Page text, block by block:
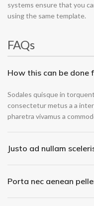
systems ensure that you
using the same template.
FAQs
How this can be done
Sodales quisque in
consectetur metus a a
pharetra vivamus a
Justo ad nullam
Porta nec aenean